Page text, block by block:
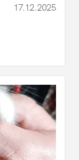
17.12.2025